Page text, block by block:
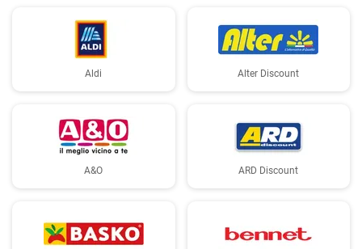
Aldi Alter Discount
A&O ARD Discount